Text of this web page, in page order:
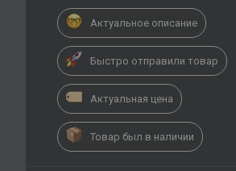
Актуальное описание
Быстро отправили товар
Актуальная цена
Товар был в наличии